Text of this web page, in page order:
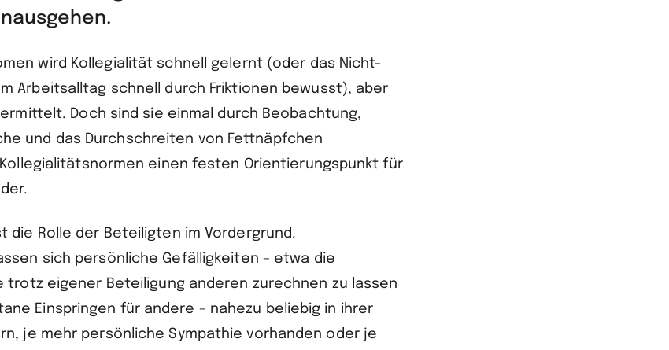
wird Kollegialität schnell gelernt (oder das Nicht-
Arbeitsalltag schnell durch Friktionen bewusst), aber
Doch sind sie einmal durch Beobachtung,
und das Durchschreiten von Fettnäpfchen
einen festen Orientierungspunkt für
die Rolle der Beteiligten im Vordergrund.
sich persönliche Gefälligkeiten – etwa die
trotz eigener Beteiligung anderen zurechnen zu lassen
Einspringen für andere – nahezu beliebig in ihrer
je mehr persönliche Sympathie vorhanden oder je